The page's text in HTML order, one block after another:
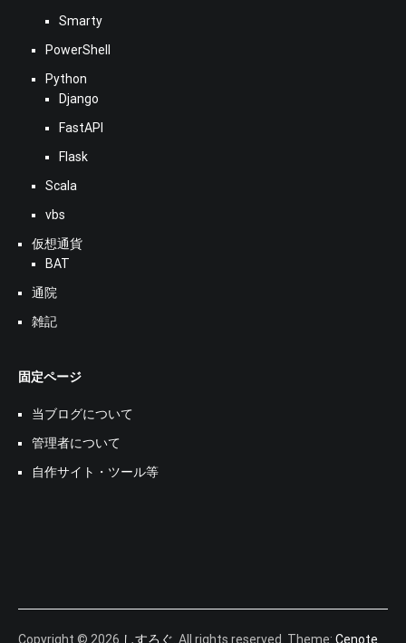
Smarty
PowerShell
Python
Django
FastAPI
Flask
Scala
vbs
仮想通貨
BAT
通院
雑記
固定ページ
当ブログについて
管理者について
自作サイト・ツール等
Copyright © 2026 しすろぐ . All rights reserved. Theme: Cenote